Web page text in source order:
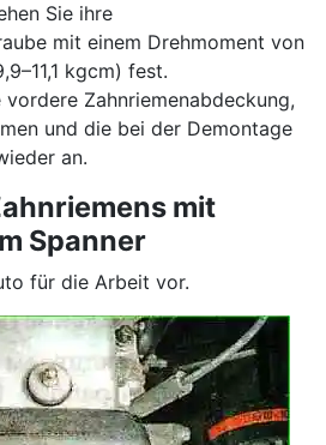
Sie ihre
mit einem Drehmoment von
kgcm) fest.
vordere Zahnriemenabdeckung,
und die bei der Demontage
an.
mit
Spanner
für die Arbeit vor.